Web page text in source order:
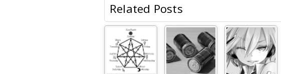
Related Posts